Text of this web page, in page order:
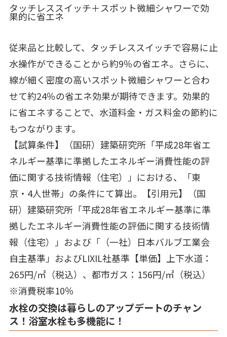
タッチレススイッチ＋スポット微細シャワーで効
果的に省エネ
従来品と比較して、タッチレススイッチで容易に止
水操作ができることから約9％の省エネ。さらに、
線が細く密度の高いスポット微細シャワーと合わ
せて約24％の省エネ効果が期待できます。効果的
に省エネすることで、水道料金・ガス料金の節約に
もつながります。
【試算条件】（国研）建築研究所「平成28年省エ
ネルギー基準に準拠したエネルギー消費性能の評
価に関する技術情報（住宅）」における、「東
京・4人世帯」の条件にて算出。【引用元】（国
研）建築研究所「平成28年省エネルギー基準に準
拠したエネルギー消費性能の評価に関する技術情
報（住宅）」および「（一社）日本バルブ工業会
自主基準」およびLIXIL社基準【単価】上下水道：
265円/㎥（税込）、都市ガス：156円/㎥（税込）
※消費税率10％
水栓の交換は暮らしのアップデートのチャン
ス！浴室水栓も多機能に！